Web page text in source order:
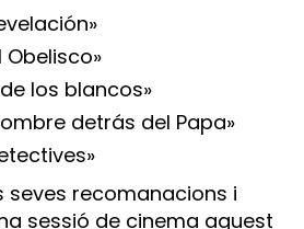
Obelisco»
los blancos»
detrás del Papa»
seves recomanacions i
sessió de cinema aquest